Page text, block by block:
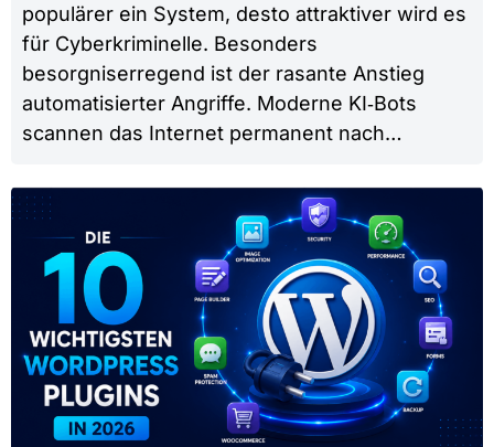
populärer ein System, desto attraktiver wird es
für Cyberkriminelle. Besonders
besorgniserregend ist der rasante Anstieg
automatisierter Angriffe. Moderne KI‑Bots
scannen das Internet permanent nach…